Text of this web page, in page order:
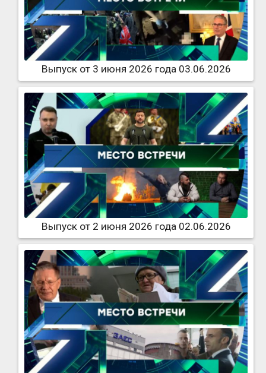
Выпуск от 3 июня 2026 года 03.06.2026
Выпуск от 2 июня 2026 года 02.06.2026